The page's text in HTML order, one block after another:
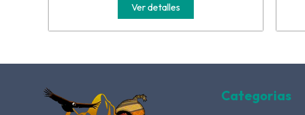
Ver detalles
Categorias